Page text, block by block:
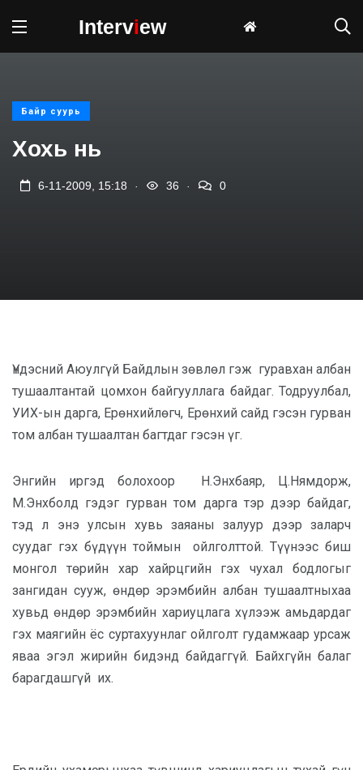
Interview
Байр суурь
Хохь нь
6-11-2009, 15:18 36 0
Үндэсний Аюулгүй Байдлын зөвлөл гэж гуравхан албан
тушаалтантай цомхон байгууллага байдаг. Тодруулбал,
УИХ-ын дарга, Ерөнхийлөгч, Ерөнхий сайд гэсэн гурван
том албан тушаалтан багтдаг гэсэн үг.
Энгийн иргэд болохоор Н.Энхбаяр, Ц.Нямдорж,
М.Энхболд гэдэг гурван том дарга тэр дээр байдаг,
тэд л энэ улсын хувь заяаны залуур дээр заларч
суудаг гэх бүдүүн тоймын ойлголттой. Түүнээс биш
монгол төрийн хар хайрцгийн гэх чухал бодлогыг
зангидан сууж, өндөр эрэмбийн албан тушаалтныхаа
хувьд өндөр эрэмбийн хариуцлага хүлээж амьдардаг
гэх маягийн ёс суртахуунлаг ойлголт гудамжаар урсаж
яваа эгэл жирийн бидэнд байдаггүй. Байхгүйн балаг
барагдашгүй их.